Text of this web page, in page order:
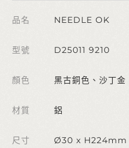
品名 NEEDLE OK
型號 D25011 9210
顏色 黑古銅色、沙丁金
材質 鋁
尺寸
Ø30 x H224mm